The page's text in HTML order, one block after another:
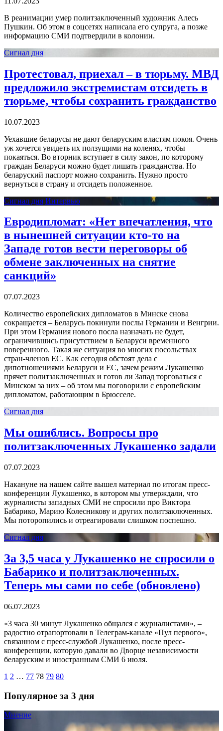
В реанимации умер политзаключенный художник Алесь
Пушкин. Об этом в соцсетях написала его супруга, а позже
информацию СМИ подтвердили в колонии.
Сигнал дня
Протестовал, приехал – в тюрьму. МВД
предложило экстремистам отсидеть в
тюрьме, чтобы сохранить гражданство
10.07.2023
Уехавшие беларусы не дают беларуским властям покоя. Очень
уж хочется увидеть их ползущими на коленях, чтобы
покаяться. Во вторник вступает в силу закон, по которому
граждан Беларуси можно будет лишать гражданства. Но
беларуский паспорт можно сохранить. Нужно просто
вернуться в страну и отсидеть положенное.
Сигнал дня Интервью
Евродипломат: «Нет впечатления, что
в нынешней ситуации кто-то на
Западе готов вести переговоры об
обмене заключенных на снятие
санкций»
07.07.2023
Количество европейских дипломатов в Минске снова
сокращается – Беларусь покинули послы Германии и Венгрии.
При этом Германия нового посла назначать не будет,
ограничившись присутствием в Беларуси временного
поверенного. Такая же ситуация во многих посольствах
стран-членов ЕС. Как сегодня обстоят дела с
дипотношениями Беларуси и ЕС, зачем режим Лукашенко
прячет политзаключенных и готов ли Запад торговаться с
Минском за них – об этом мы поговорили с европейским
дипломатом, работающим в Брюсселе.
Сигнал дня
Мы ошиблись. Вопросы про
политзаключенных Лукашенко задали
07.07.2023
Накануне на нашем сайте вышел материал по итогам пресс-
конференции Лукашенко, в котором мы утверждали, что
журналисты западных СМИ не спросили про Виктора
Бабарико, Марию Колесникову и других политзаключенных.
Мы поторопились и отреагировали слишком поспешно.
Сигнал дня
За 3,5 часа у Лукашенко не спросили о
Бабарико и политзаключенных.
Теперь мы сами по себе (обновлено)
06.07.2023
«3 часа 30 минут Лукашенко общался с журналистами», –
радостно отрапортовали в Телеграм-канале «Пул первого»,
связанном с пресс-службой Лукашенко, после пресс-
конференции, которую давали во Дворце независимости
беларуским и иностранным СМИ 6 июля.
1 2 … 77 78 79 80
Популярное за 3 дня
Мнение